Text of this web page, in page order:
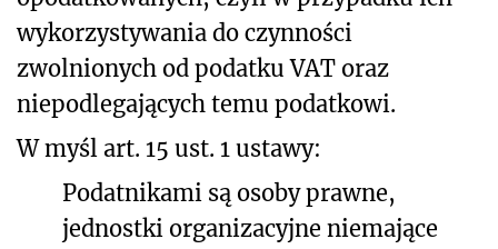
wykorzystywania do czynności
zwolnionych od podatku VAT oraz
niepodlegających temu podatkowi.
W myśl art. 15 ust. 1 ustawy:
Podatnikami są osoby prawne,
jednostki organizacyjne niemające